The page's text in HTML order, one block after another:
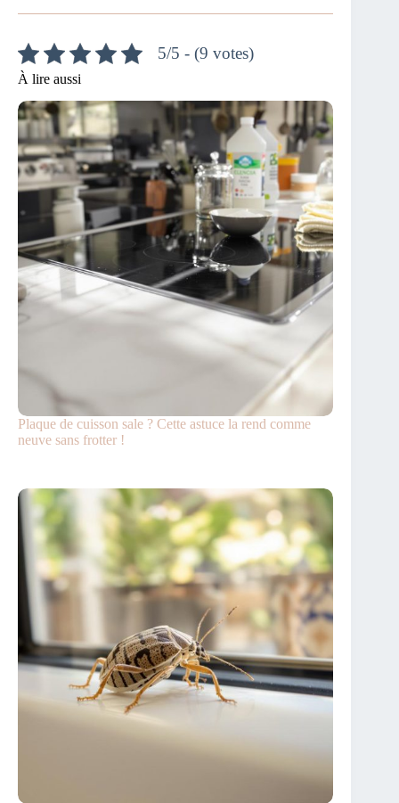
5/5 - (9 votes)
À lire aussi
Plaque de cuisson sale ? Cette astuce la rend comme
neuve sans frotter !